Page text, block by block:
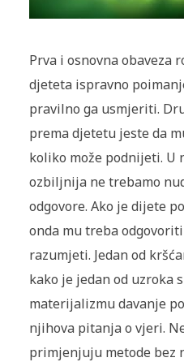
Prva i osnovna obaveza
djeteta ispravno
pravilno ga usmjeriti.
prema djetetu jeste da
koliko može podnijeti. U
ozbiljnija ne tre­bamo
odgovore. Ako je dijete
onda mu treba
razumjeti. Jedan od
kako je jedan od uzroka
materijalizmu davanje
njihova pitanja o vjeri.
primjenjuju metode bez